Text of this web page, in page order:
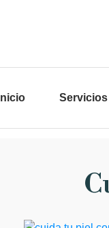
Inicio Servicios